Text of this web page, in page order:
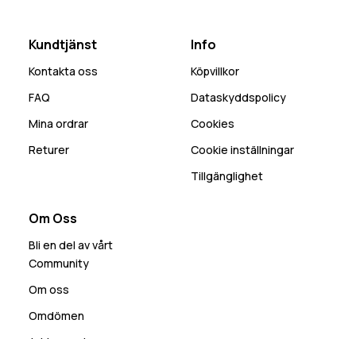
Kundtjänst
Kontakta oss
FAQ
Mina ordrar
Returer
Info
Köpvillkor
Dataskyddspolicy
Cookies
Cookie inställningar
Tillgänglighet
Om Oss
Bli en del av vårt
Community
Om oss
Omdömen